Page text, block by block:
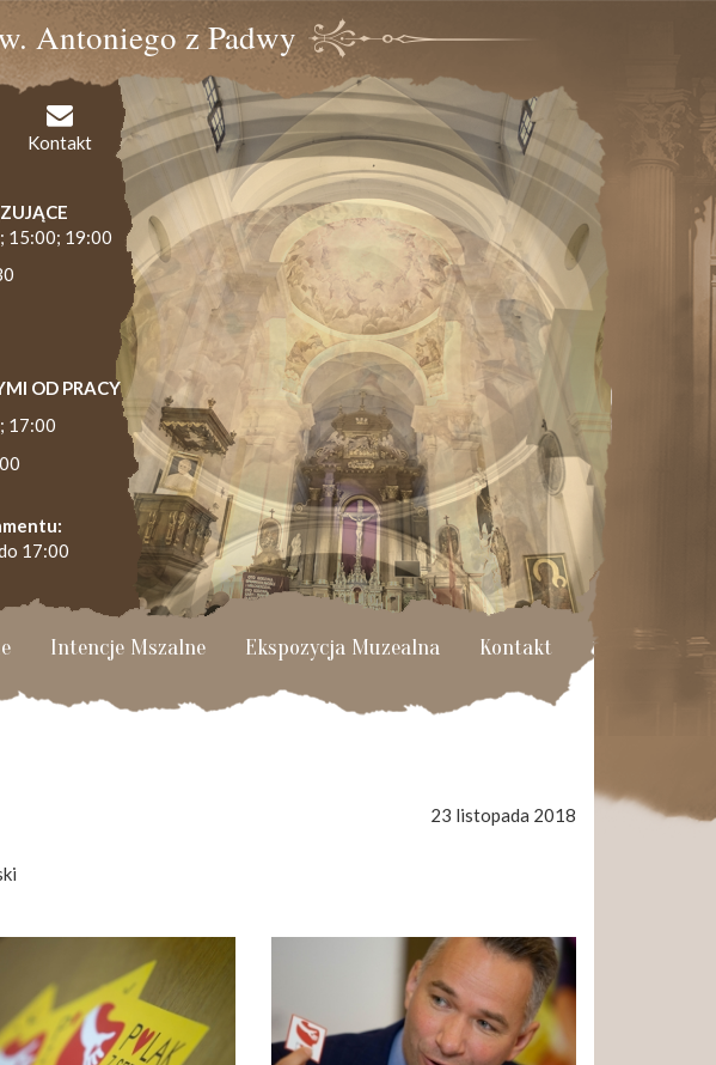
Antoniego z Padwy
Kontakt
15:00; 19:00
OD PRACY
17:00
17:00
Intencje Mszalne Ekspozycja Muzealna Kontakt
23 listopada 2018